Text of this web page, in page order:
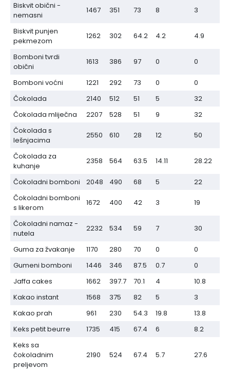
Biskvit obični -
nemasni
1467 351 73 8 3
Biskvit punjen
pekmezom
1262 302 64.2 4.2 4.9
Bomboni tvrdi
obični
1613 386 97 0 0
Bomboni voćni 1221 292 73 0
0
Čokolada
2140 512 51 5
32
Čokolada mliječna
2207 528 51 9
32
Čokolada s
lešnjacima
2550 610 28 12 50
Čokolada za
kuhanje
2358 564 63.5 14.11 28.22
Čokoladni bomboni 2048 490 68 5
22
Čokoladni bomboni
s likerom
1672 400 42 3 19
Čokoladni namaz -
nutela
2232 534 59 7 30
Guma za žvakanje 1170 280 70 0
0
Gumeni bomboni
1446 346 87.5 0.7
0
Jaffa cakes
1662 397.7 70.1 4
10.8
Kakao instant
1568 375 82 5
3
Kakao prah
961 230 54.3 19.8
13.8
Keks petit beurre
1735 415 67.4 6
8.2
Keks sa
čokoladnim
preljevom
2190 524 67.4 5.7 27.6